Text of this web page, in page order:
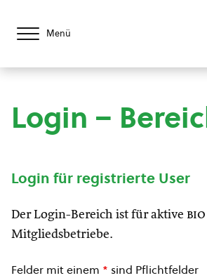
Menü
Login –
Login für registrierte User
Der Login-Bereich ist für aktive
Mitgliedsbetriebe.
Felder mit einem * sind Pflichtfelder